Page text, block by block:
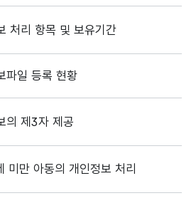
처리 항목 및 보유기간
파일 등록 현황
의 제3자 제공
미만 아동의 개인정보 처리